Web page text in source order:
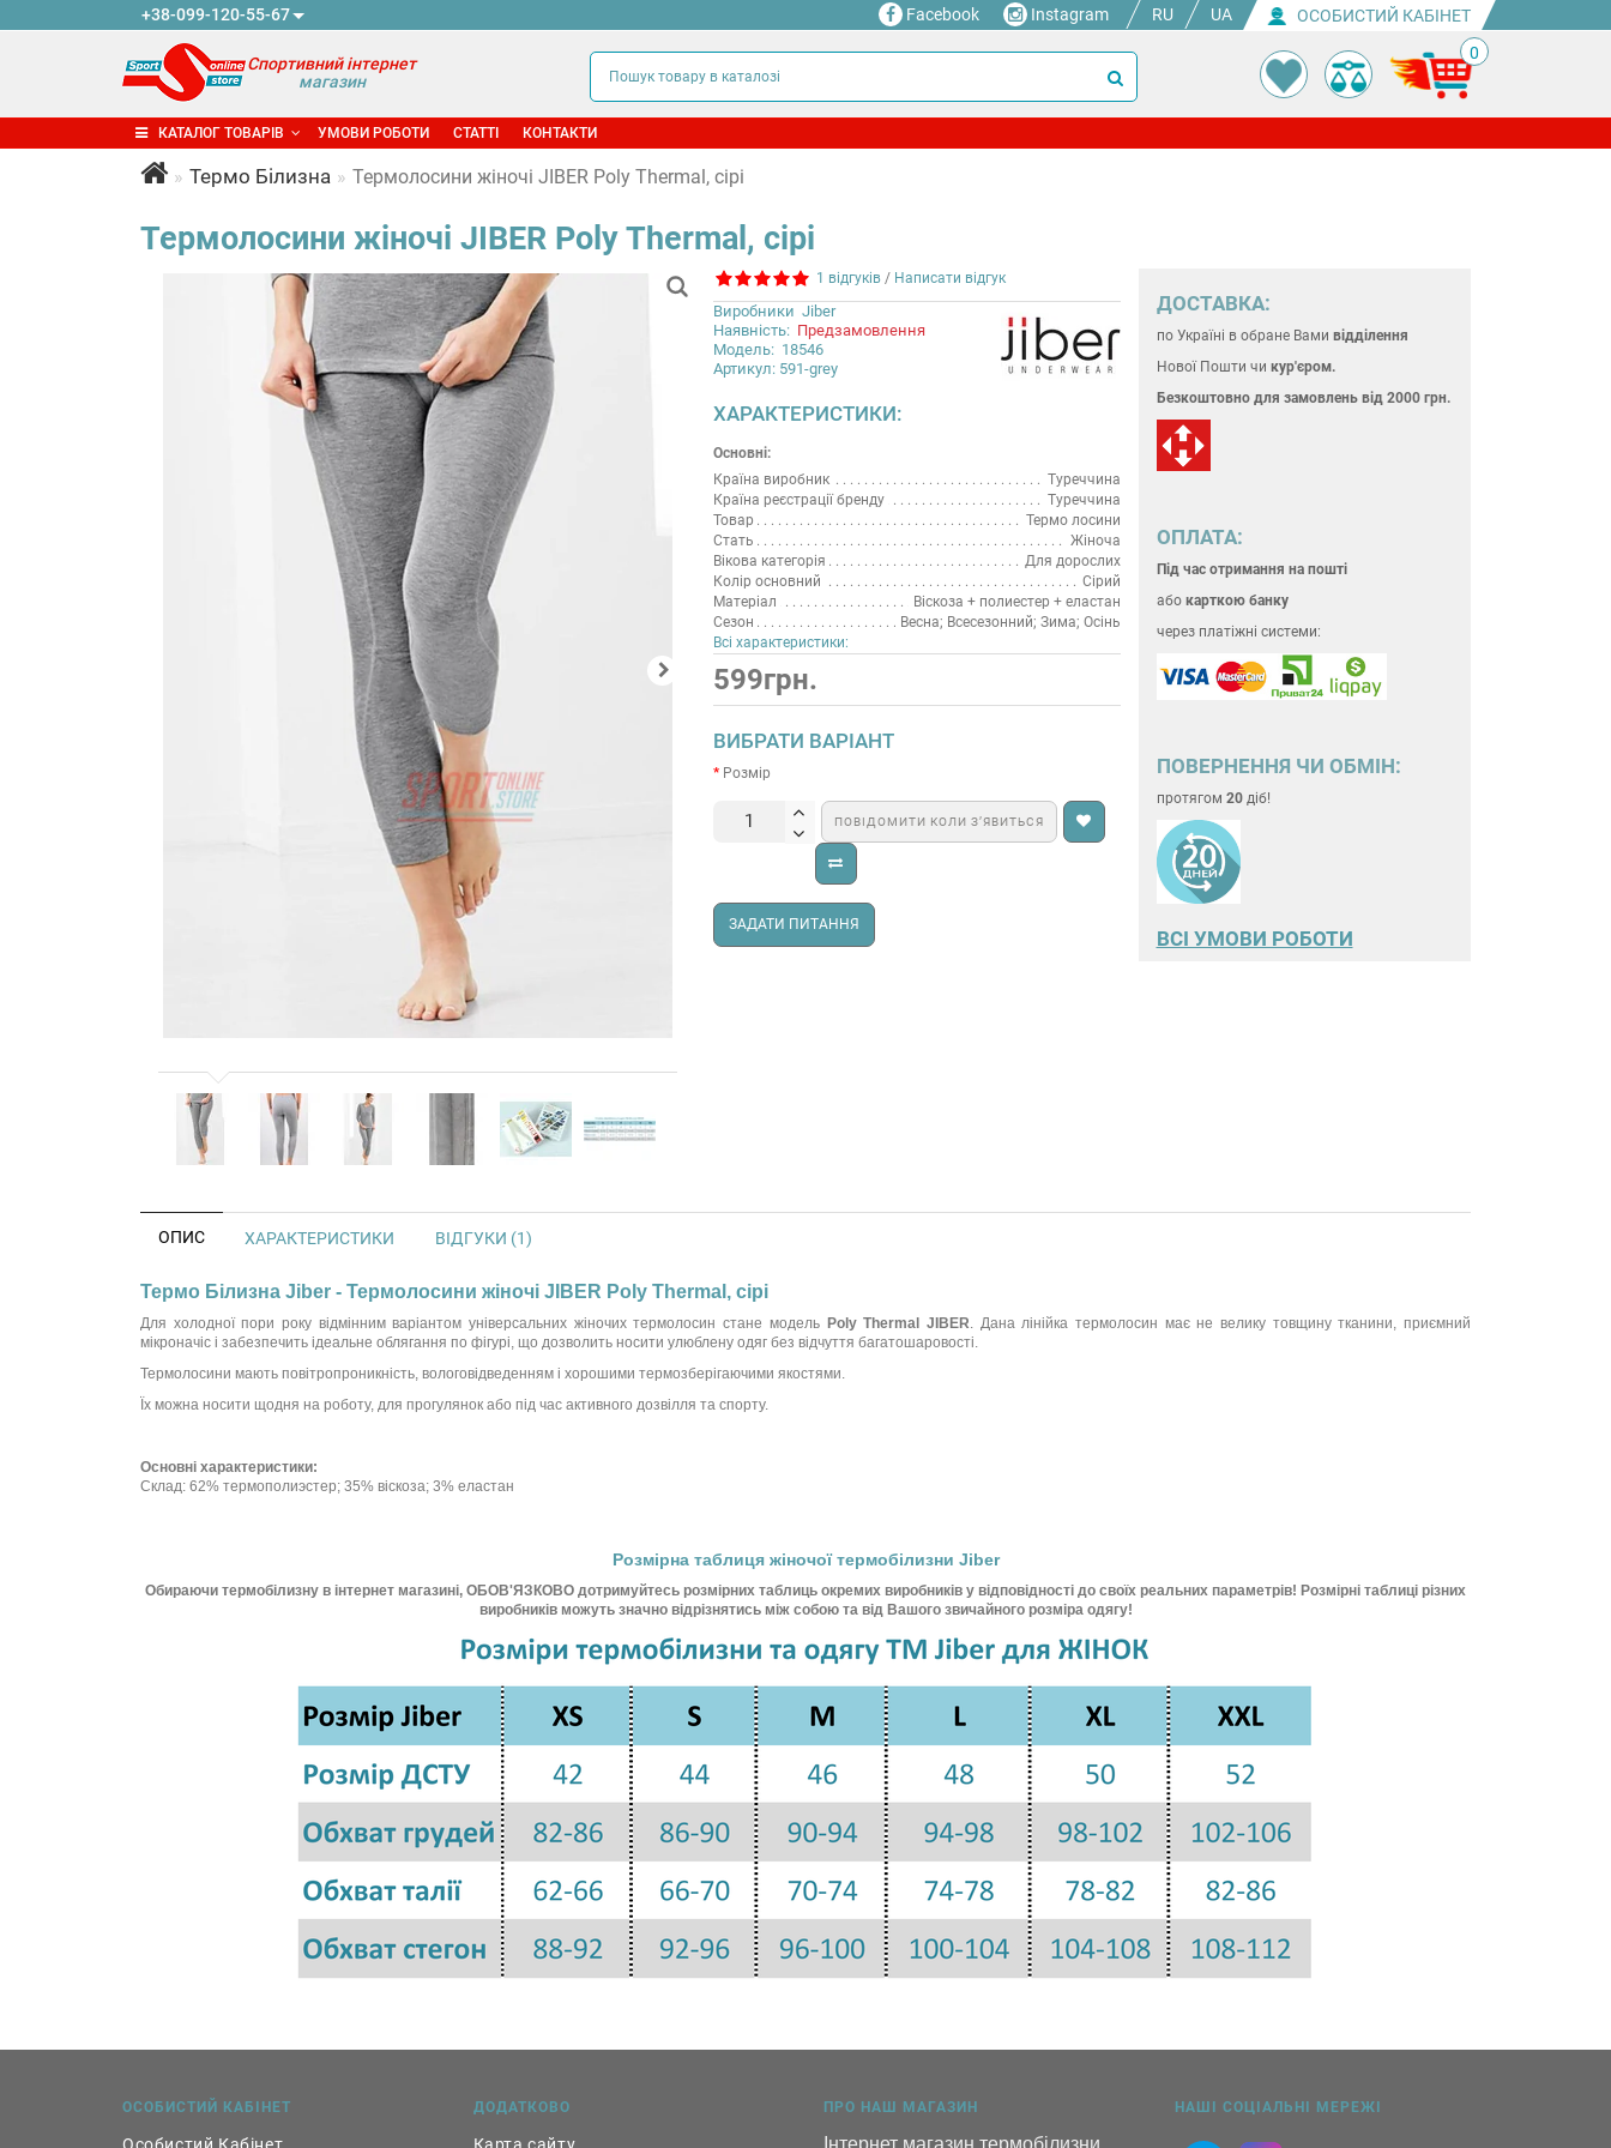
+38-099-120-55-67 Facebook Instagram RU UA ОСОБИСТИЙ КАБІНЕТ
Спортивний інтернет
магазин
0
КАТАЛОГ ТОВАРІВ УМОВИ РОБОТИ СТАТТІ КОНТАКТИ
Термо Білизна Термолосини жіночі JIBER Poly Thermal, сірі
Термолосини жіночі JIBER Poly Thermal, сірі
1 відгуків / Написати відгук
Виробники Jiber
Наявність: Предзамовлення
Модель: 18546
Артикул: 591-grey
ХАРАКТЕРИСТИКИ:
Основні:
Країна виробник
Туреччина
Країна реєстрації бренду
Туреччина
Товар
Термо лосини
Стать
Жіноча
Вікова категорія
Для дорослих
Колір основний
Сірий
Матеріал
Віскоза + полиестер + еластан
Сезон
Весна; Всесезонний; Зима; Осінь
Всі характеристики:
599грн.
ВИБРАТИ ВАРІАНТ
Розмір
ПОВІДОМИТИ КОЛИ З’ЯВИТЬСЯ
ЗАДАТИ ПИТАННЯ
ДОСТАВКА:
по Україні в обране Вами відділення
Нової Пошти чи кур'єром.
Безкоштовно для замовленьвід 2000 грн.
ОПЛАТА:
Під час отримання на пошті
або карткою банку
через платіжні системи:
ПОВЕРНЕННЯ ЧИ ОБМІН:
протягом 20діб!
ВСІ УМОВИ РОБОТИ
ОПИС ХАРАКТЕРИСТИКИ ВІДГУКИ (1)
Термо Білизна Jiber - Термолосини жіночі JIBER Poly Thermal, сірі
Для холодної пори року відмінним варіантом універсальних жіночих термолосин стане модель Poly Thermal JIBER. Дана лінійка термолосин має не велику товщину тканини, приємний
мікроначіс і забезпечить ідеальне облягання по фігурі, що дозволить носити улюблену одяг без відчуття багатошаровості.
Термолосини мають повітропроникність, вологовідведенням і хорошими термозберігаючими якостями.
Їх можна носити щодня на роботу, для прогулянок або під час активного дозвілля та спорту.
Основні характеристики:
Склад: 62% термополиэстер; 35% віскоза; 3% еластан
Розмірна таблиця жіночої термобілизни Jiber
Обираючи термобілизну в інтернет магазині, ОБОВ'ЯЗКОВО дотримуйтесь розмірних таблиць окремих виробників у відповідності до своїх реальних параметрів! Розмірні таблиці різних
виробників можуть значно відрізнятись між собою та від Вашого звичайного розміра одягу!
ОСОБИСТИЙ КАБІНЕТ ДОДАТКОВО ПРО НАШ МАГАЗИН
Інтернет магазин термобілизни,
НАШІ СОЦІАЛЬНІ МЕРЕЖІ